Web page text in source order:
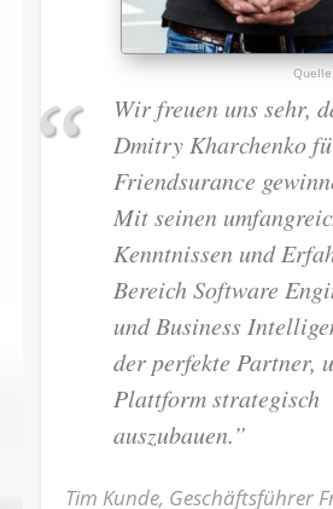
Wir freuen uns sehr,
Dmitry Kharchenko
Friendsurance
Mit seinen
Kenntnissen und
Bereich Software
und Business
der perfekte Partner,
Plattform strategisch
auszubauen.”
Tim Kunde, Geschäftsführer